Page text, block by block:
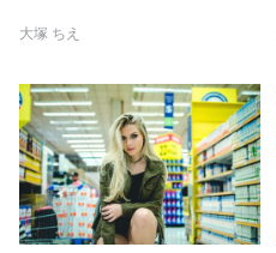
大塚 ちえ